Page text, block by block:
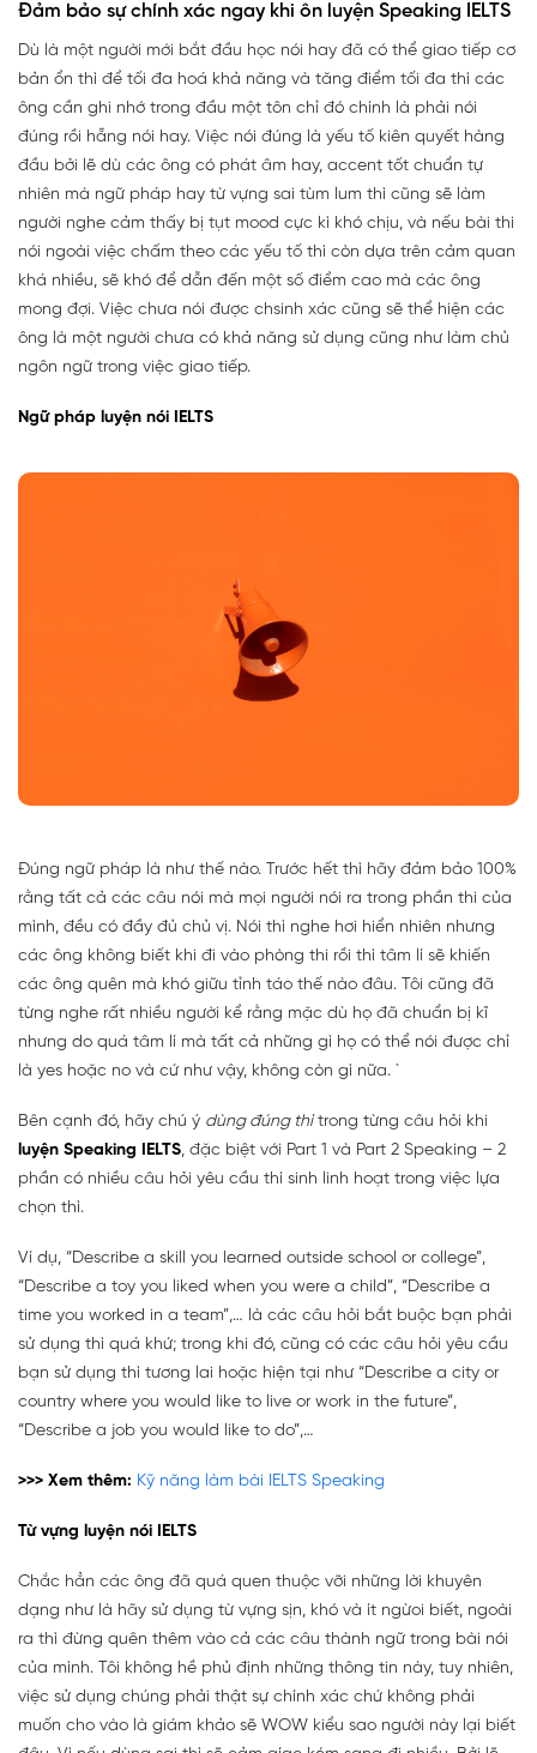
Đảm bảo sự chính xác ngay khi ôn luyện Speaking IELTS
Dù là một người mới bắt đầu học nói hay đã có thể giao tiếp cơ
bản ổn thì để tối đa hoá khả năng và tăng điểm tối đa thì các
ông cần ghi nhớ trong đầu một tôn chỉ đó chính là phải nói
đúng rồi hẵng nói hay. Việc nói đúng là yếu tố kiên quyết hàng
đầu bởi lẽ dù các ông có phát âm hay, accent tốt chuẩn tự
nhiên mà ngữ pháp hay từ vựng sai tùm lum thì cũng sẽ làm
người nghe cảm thấy bị tụt mood cực kì khó chịu, và nếu bài thi
nói ngoài việc chấm theo các yếu tố thì còn dựa trên cảm quan
khá nhiều, sẽ khó để dẫn đến một số điểm cao mà các ông
mong đợi. Việc chưa nói được chsinh xác cũng sẽ thể hiện các
ông là một người chưa có khả năng sử dụng cũng như làm chủ
ngôn ngữ trong việc giao tiếp.
Ngữ pháp luyện nói IELTS
Đúng ngữ pháp là như thế nào. Trước hết thì hãy đảm bảo 100%
rằng tất cả các câu nói mà mọi người nói ra trong phần thi của
mình, đều có đầy đủ chủ vị. Nói thì nghe hơi hiển nhiên nhưng
các ông không biết khi đi vào phòng thi rồi thì tâm lí sẽ khiến
các ông quên mà khó giữu tỉnh táo thế nào đâu. Tôi cũng đã
từng nghe rất nhiều người kể rằng mặc dù họ đã chuẩn bị kĩ
nhưng do quá tâm lí mà tất cả những gì họ có thể nói được chỉ
là yes hoặc no và cứ như vậy, không còn gì nữa. `
Bên cạnh đó, hãy chú ý dùng đúng thìtrong từng câu hỏi khi
luyện Speaking IELTS, đặc biệt với Part 1 và Part 2 Speaking – 2
phần có nhiều câu hỏi yêu cầu thí sinh linh hoạt trong việc lựa
chọn thì.
Ví dụ, “Describe a skill you learned outside school or college”,
“Describe a toy you liked when you were a child”, “Describe a
time you worked in a team”,… là các câu hỏi bắt buộc bạn phải
sử dụng thì quá khứ; trong khi đó, cũng có các câu hỏi yêu cầu
bạn sử dụng thì tương lai hoặc hiện tại như “Describe a city or
country where you would like to live or work in the future”,
“Describe a job you would like to do”,…
>>> Xem thêm: Kỹ năng làm bài IELTS Speaking
Từ vựng luyện nói IELTS
Chắc hẳn các ông đã quá quen thuộc vỡi những lời khuyên
dạng như là hãy sử dụng từ vựng sịn, khó và ít ngừoi biết, ngoài
ra thì đừng quên thêm vào cả các câu thành ngữ trong bài nói
của mình. Tôi không hề phủ định những thông tin này, tuy nhiên,
việc sử dụng chúng phải thật sự chính xác chứ không phải
muốn cho vào là giám khảo sẽ WOW kiểu sao người này lại biết